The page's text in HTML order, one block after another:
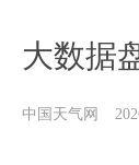
大数据
中国天气网